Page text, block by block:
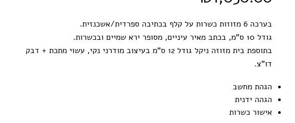
בערכה 6 מזוזות כשרות על קלף בכתיבה ספרדית/אשכנזית.
גודל 10 ס”מ, בכתב מאיר עיניים, מסופר ירא שמיים ובכשרות.
בתוספת בית מזוזה ניקל גודל 12 ס”מ בעיצוב מודרני נקי, עשוי מתכת + דבק
דו”צ.
הגהת מחשב
הגהה ידנית
אישור כשרות